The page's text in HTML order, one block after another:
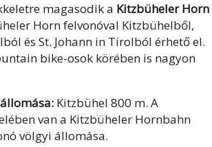
magasodik a Kitzbüheler Horn
Horn felvonóval Kitzbühelből,
és St. Johann in Tirolból érhető el.
bike-osok körében is nagyon
Kitzbühel 800 m. A
van a Kitzbüheler Hornbahn
völgyi állomása.